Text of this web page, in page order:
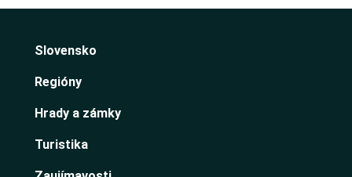
Slovensko
Regióny
Hrady a zámky
Turistika